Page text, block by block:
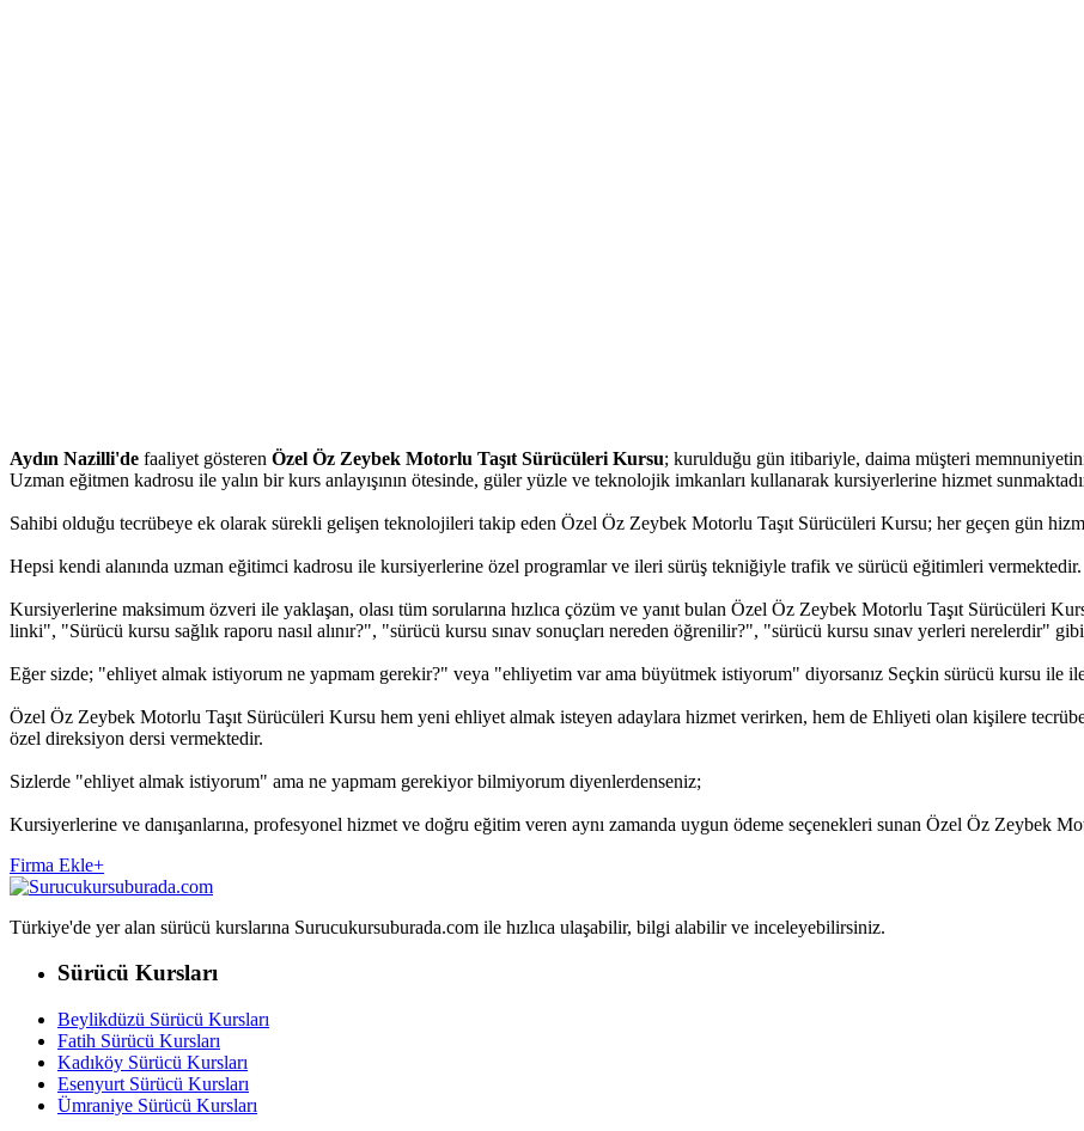
Aydın Nazilli'de faaliyet gösteren Özel Öz Zeybek Motorlu Taşıt Sürücüleri Kursu; kurulduğu gün itibariyle, daima müşteri
Uzman eğitmen kadrosu ile yalın bir kurs anlayışının ötesinde, güler yüzle ve teknolojik imkanları kullanarak kursiyerlerine hizmet
Sahibi olduğu tecrübeye ek olarak sürekli gelişen teknolojileri takip eden Özel Öz Zeybek Motorlu Taşıt Sürücüleri Kursu; her geçen gün hizmet
Hepsi kendi alanında uzman eğitimci kadrosu ile kursiyerlerine özel programlar ve ileri sürüş tekniğiyle trafik ve sürücü eğitimleri vermektedir.
Kursiyerlerine maksimum özveri ile yaklaşan, olası tüm sorularına hızlıca çözüm ve yanıt bulan Özel Öz Zeybek Motorlu Taşıt Sürücüleri
linki", "Sürücü kursu sağlık raporu nasıl alınır?", "sürücü kursu sınav sonuçları nereden öğrenilir?", "sürücü kursu sınav yerleri nerelerdir"
Eğer sizde; "ehliyet almak istiyorum ne yapmam gerekir?" veya "ehliyetim var ama büyütmek istiyorum" diyorsanız Seçkin sürücü kursu ile
Özel Öz Zeybek Motorlu Taşıt Sürücüleri Kursu hem yeni ehliyet almak isteyen adaylara hizmet verirken, hem de Ehliyeti olan kişilere
özel direksiyon dersi vermektedir.
Sizlerde "ehliyet almak istiyorum" ama ne yapmam gerekiyor bilmiyorum diyenlerdenseniz;
Kursiyerlerine ve danışanlarına, profesyonel hizmet ve doğru eğitim veren aynı zamanda uygun ödeme seçenekleri sunan Özel Öz Zeybek
Firma Ekle+
Türkiye'de yer alan sürücü kurslarına Surucukursuburada.com ile hızlıca ulaşabilir, bilgi alabilir ve inceleyebilirsiniz.
Sürücü Kursları
Beylikdüzü Sürücü Kursları
Fatih Sürücü Kursları
Kadıköy Sürücü Kursları
Esenyurt Sürücü Kursları
Ümraniye Sürücü Kursları